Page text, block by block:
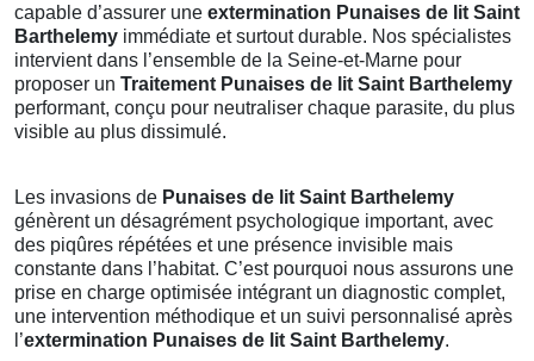
capable d’assurer une extermination Punaises de lit Saint
Barthelemy immédiate et surtout durable. Nos spécialistes
intervient dans l’ensemble de la Seine-et-Marne pour
proposer un Traitement Punaises de lit Saint Barthelemy
performant, conçu pour neutraliser chaque parasite, du plus
visible au plus dissimulé.
Les invasions de Punaises de lit Saint Barthelemy
génèrent un désagrément psychologique important, avec
des piqûres répétées et une présence invisible mais
constante dans l’habitat. C’est pourquoi nous assurons une
prise en charge optimisée intégrant un diagnostic complet,
une intervention méthodique et un suivi personnalisé après
l’extermination Punaises de lit Saint Barthelemy.